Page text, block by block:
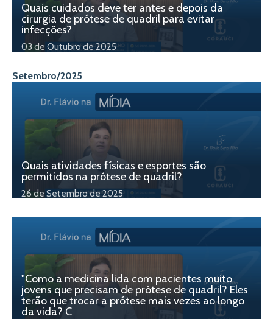
Quais cuidados deve ter antes e depois da
cirurgia de prótese de quadril para evitar
infecções?
03 de Outubro de 2025
Setembro/2025
Quais atividades físicas e esportes são
permitidos na prótese de quadril?
26 de Setembro de 2025
"Como a medicina lida com pacientes muito
jovens que precisam de prótese de quadril? Eles
terão que trocar a prótese mais vezes ao longo
da vida? C